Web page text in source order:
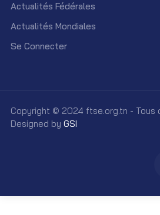
Actualités Fédérales
Actualités Mondiales
Se Connecter
Copyright © 2024 ftse.org.tn - Tous
Designed by GSI